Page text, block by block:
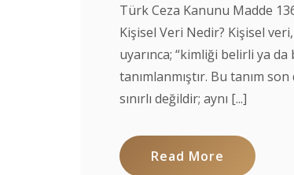
Türk Ceza Kanunu Madde
Kişisel Veri Nedir? Kişisel
uyarınca; “kimliği belirli ya
tanımlanmıştır. Bu tanım
sınırlı değildir; aynı [...]
Read More